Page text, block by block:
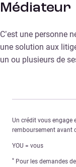
Médiateur
C’est une personne
une solution aux
un ou plusieurs de
Un crédit vous engage
remboursement avant
YOU = vous
* Pour les demandes